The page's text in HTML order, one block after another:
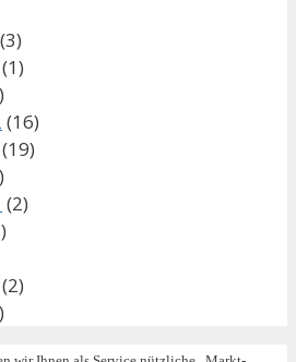
(3)
(1)
(16)
(19)
(2)
(2)